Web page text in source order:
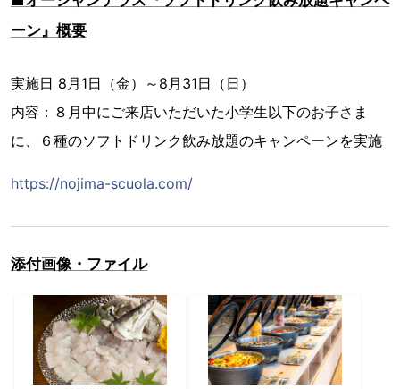
ーン』概要
実施日 8月1日（金）～8月31日（日）
内容：８月中にご来店いただいた小学生以下のお子さま
に、６種のソフトドリンク飲み放題のキャンペーンを実施
https://nojima-scuola.com/
添付画像・ファイル